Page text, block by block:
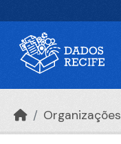
Organizações